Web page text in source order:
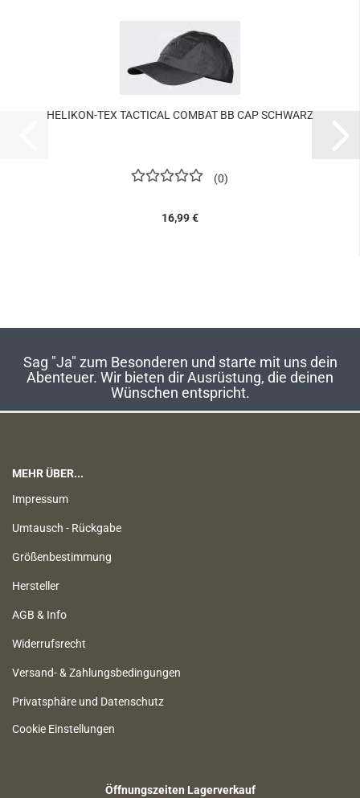
HELIKON-TEX TACTICAL COMBAT BB CAP SCHWARZ
0
16,99 €
Sag "Ja" zum Besonderen und starte mit uns dein
Abenteuer. Wir bieten dir Ausrüstung, die deinen
Wünschen entspricht.
MEHR ÜBER...
Impressum
Umtausch - Rückgabe
Größenbestimmung
Hersteller
AGB & Info
Widerrufsrecht
Versand- & Zahlungsbedingungen
Privatsphäre und Datenschutz
Cookie Einstellungen
Öffnungszeiten Lagerverkauf